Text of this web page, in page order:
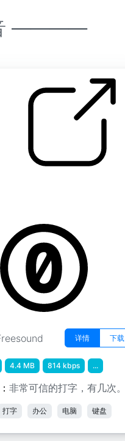
————
详情 下载
4.4 MB 814 kbps ...
非常可信的打字，有几次。
打字 办公 电脑 键盘